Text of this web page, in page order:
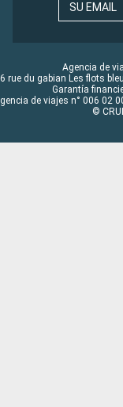
SU EMAIL
Agencia de
rue du gabian Les flots
Garantía
de viajes n° 006 02
©